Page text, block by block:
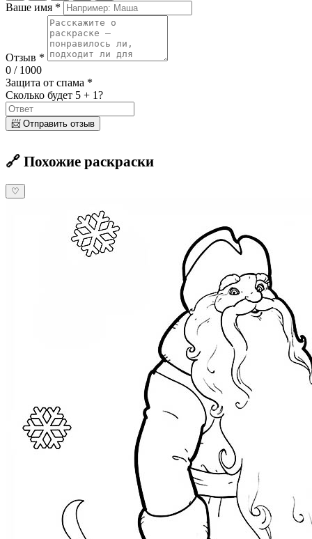
Ваше имя *
Отзыв *
0 / 1000
Защита от спама *
Сколько будет 5 + 1?
📨 Отправить отзыв
🔗 Похожие раскраски
♡